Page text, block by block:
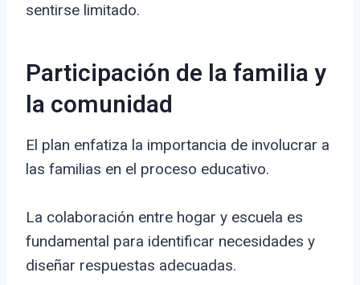
sentirse limitado.
Participación de la familia y
la comunidad
El plan enfatiza la importancia de involucrar a
las familias en el proceso educativo.
La colaboración entre hogar y escuela es
fundamental para identificar necesidades y
diseñar respuestas adecuadas.